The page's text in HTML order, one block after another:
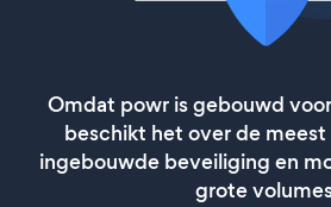
Omdat powr is gebouwd
beschikt het over de
ingebouwde beveiliging en
grote